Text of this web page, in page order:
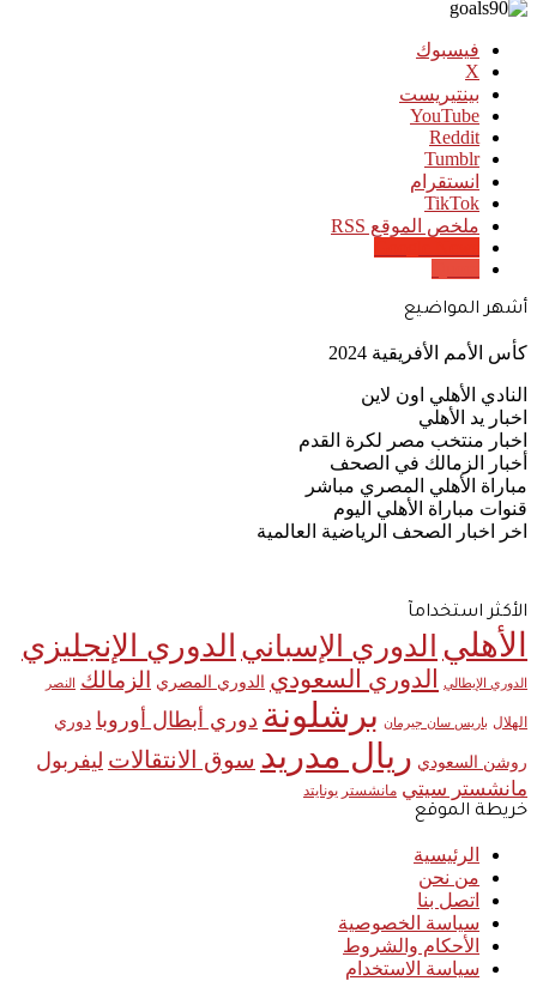
فيسبوك
‫X
بينتيريست
‫YouTube
انستقرام
‫TikTok
ملخص الموقع RSS
أشهر المواضيع
كأس الأمم الأفريقية 2024
النادي الأهلي اون لاين
اخبار يد الأهلي
اخبار منتخب مصر لكرة القدم
أخبار الزمالك في الصحف
مباراة الأهلي المصري مباشر
قنوات مباراة الأهلي اليوم
اخر اخبار الصحف الرياضية العالمية
الأكثر استخدامآ
الأهلي الدوري الإسباني الدوري الإنجليزي
الدوري الإيطالي الدوري السعودي الدوري المصري الزمالك النصر
الهلال باريس سان جيرمان برشلونة دوري أبطال أوروبا دوري
روشن السعودي ريال مدريد سوق الانتقالات ليفربول
مانشستر سيتي مانشستر يونايتد
خريطة الموقع
الرئيسية
من نحن
اتصل بنا
سياسة الخصوصية
الأحكام والشروط
سياسة الاستخدام